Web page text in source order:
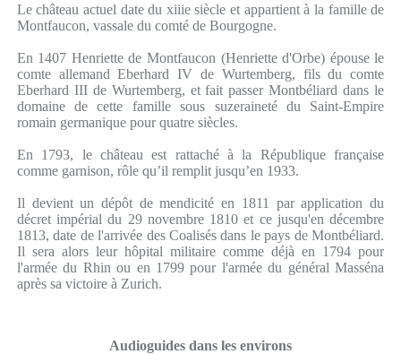
Le château actuel date du xiiie siècle et appartient à la famille de
Montfaucon, vassale du comté de Bourgogne.
En 1407 Henriette de Montfaucon (Henriette d'Orbe) épouse le
comte allemand Eberhard IV de Wurtemberg, fils du comte
Eberhard III de Wurtemberg, et fait passer Montbéliard dans le
domaine de cette famille sous suzeraineté du Saint-Empire
romain germanique pour quatre siècles.
En 1793, le château est rattaché à la République française
comme garnison, rôle qu’il remplit jusqu’en 1933.
Il devient un dépôt de mendicité en 1811 par application du
décret impérial du 29 novembre 1810 et ce jusqu'en décembre
1813, date de l'arrivée des Coalisés dans le pays de Montbéliard.
Il sera alors leur hôpital militaire comme déjà en 1794 pour
l'armée du Rhin ou en 1799 pour l'armée du général Masséna
après sa victoire à Zurich.
Audioguides dans les environs